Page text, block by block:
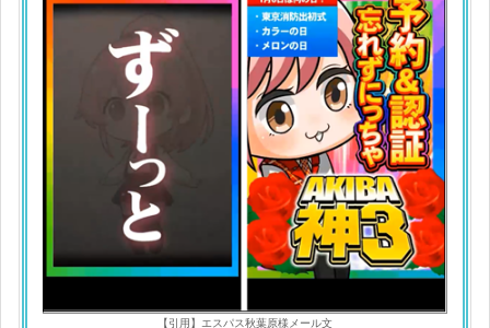
【引用】エスパス秋葉原様メール文